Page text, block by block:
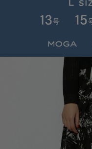
(ぱんつ) /